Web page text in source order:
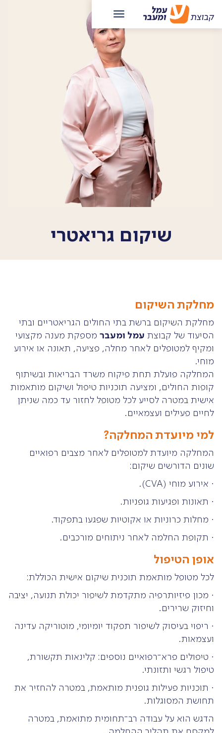
שיקום גריאטרי
מחלקת השיקום
מחלקת השיקום ברשת בתי החולים הגריאטריים ובתי
הסיעוד של קבוצת עמל ומעבר מספקת מענה מקצועי
ומקיף למטופלים לאחר מחלה, פציעה, תאונה או אירוע
מוחי.
המחלקה פועלת תחת פיקוח משרד הבריאות ובשיתוף
קופות החולים, ומציעה תוכניות טיפול ושיקום מותאמות
אישית במטרה לסייע לכל מטופל לחזור עד כמה שניתן
לחיים פעילים ועצמאיים.
למי מיועדת המחלקה?
המחלקה מיועדת למטופלים לאחר מצבים רפואיים
שונים הדורשים שיקום:
· אירוע מוחי (CVA).
· תאונות ופגיעות גופניות.
· מחלות כרוניות או אקוטיות שפגעו בתפקוד.
· תקופת החלמה לאחר ניתוחים מורכבים.
אופן הטיפול
לכל מטופל מותאמת תוכנית שיקום אישית הכוללת:
· מכון פיזיותרפיה מתקדמת לשיפור יכולת תנועה, יציבה
וחיזוק שרירים.
· ריפוי בעיסוק לשיפור תפקוד יומיומי, מוטוריקה עדינה
ועצמאות.
· טיפולים פרא־רפואיים נוספים: קלינאות תקשורת,
טיפול רגשי ותזונתי.
· תוכניות פעילות גופנית מותאמת, במטרה להחזיר את
תחושת המסוגלות.
הדגש הוא על עבודה רב־תחומית מתואמת, במטרה